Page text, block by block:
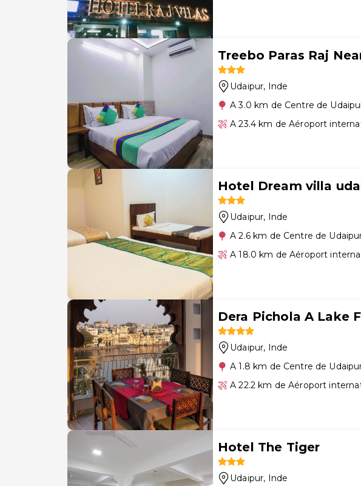
Treebo Paras Raj
Udaipur, Inde
A 3.0 km de Centre de
A 23.4 km de Aéroport
Hotel Dream villa
Udaipur, Inde
A 2.6 km de Centre de
A 18.0 km de Aéroport
Dera Pichola A Lake
Udaipur, Inde
A 1.8 km de Centre de
A 22.2 km de Aéroport
Hotel The Tiger
Udaipur, Inde